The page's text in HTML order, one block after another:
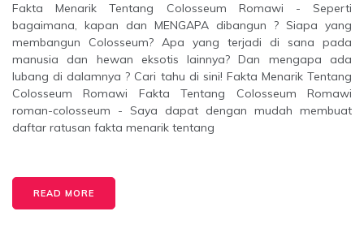
Fakta Menarik Tentang Colosseum Romawi - Seperti
bagaimana, kapan dan MENGAPA dibangun ? Siapa yang
membangun Colosseum? Apa yang terjadi di sana pada
manusia dan hewan eksotis lainnya? Dan mengapa ada
lubang di dalamnya ? Cari tahu di sini! Fakta Menarik Tentang
Colosseum Romawi Fakta Tentang Colosseum Romawi
roman-colosseum - Saya dapat dengan mudah membuat
daftar ratusan fakta menarik tentang
READ MORE